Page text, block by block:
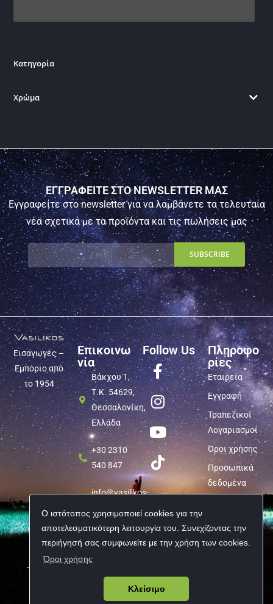
Ο ιστότοπος χρησιμοποιεί cookies για την
αποτελεσματικότερη λειτουργία του. Συνεχίζοντας την
περιήγησή σας συμφωνείτε με την χρήση των cookies.
Όροι χρήσης
Κλείσιμο
Κατηγορία
Χρώμα
ΕΓΓΡΑΦΕΙΤΕ ΣΤΟ NEWSLETTER ΜΑΣ
Εγγραφείτε στο newsletter για να λαμβάνετε τα τελευταία
νέα σχετικά με τα προϊόντα και τις πωλήσεις μας
Εισαγωγές –
Εμπόριο από
το 1954
Επικοινω
νία
Βάκχου 1,
Τ.Κ. 54629,
Θεσσαλονίκη,
Ελλάδα
+30 2310
540 847
info@vasilikos-
Follow Us
Πληροφο
ρίες
Εταιρεία
Εγγραφή
Τραπεζικοί
Λογαριασμοί
Όροι χρήσης
Προσωπικά
δεδομένα
Copyright © 2026 Vasilikos Import | All rights reserved